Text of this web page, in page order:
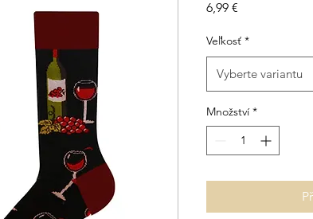
6,99 €
Veľkosť *
Vyberte variantu
Množství *